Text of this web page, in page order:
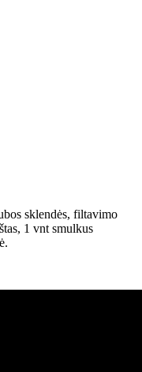
sklendės, filtavimo
1 vnt smulkus